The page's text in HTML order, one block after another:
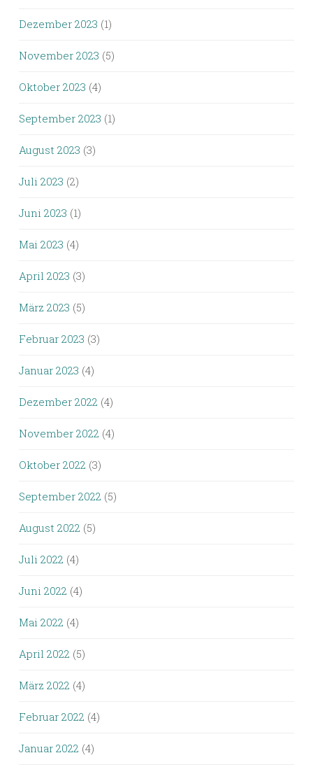
Dezember 2023 (1)
November 2023 (5)
Oktober 2023 (4)
September 2023 (1)
August 2023 (3)
Juli 2023 (2)
Juni 2023 (1)
Mai 2023 (4)
April 2023 (3)
März 2023 (5)
Februar 2023 (3)
Januar 2023 (4)
Dezember 2022 (4)
November 2022 (4)
Oktober 2022 (3)
September 2022 (5)
August 2022 (5)
Juli 2022 (4)
Juni 2022 (4)
Mai 2022 (4)
April 2022 (5)
März 2022 (4)
Februar 2022 (4)
Januar 2022 (4)